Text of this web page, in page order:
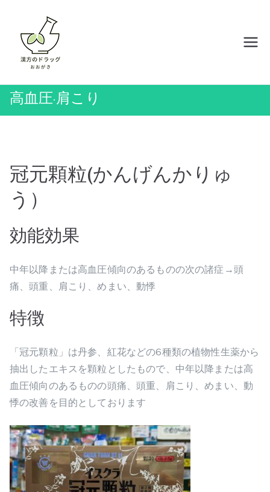
高血圧·肩こり
冠元顆粒(かんげんかりゅ
う）
効能効果
中年以降または高血圧傾向のあるものの次の諸症→頭
痛、頭重、肩こり、めまい、動悸
特徴
「冠元顆粒」は丹参、紅花などの6種類の植物性生薬から
抽出したエキスを顆粒としたもので、中年以降または高
血圧傾向のあるものの頭痛、頭重、肩こり、めまい、動
悸の改善を目的としております